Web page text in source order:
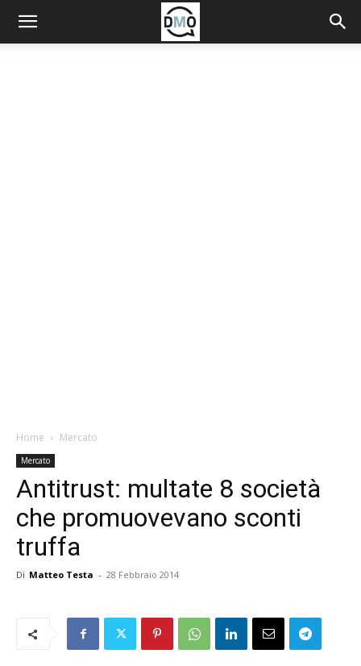
Home Mercato
Mercato
Antitrust: multate 8 società
che promuovevano sconti
truffa
Di Matteo Testa - 28 Febbraio 2014